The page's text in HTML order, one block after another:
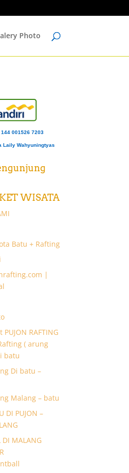
Photo
144 001526 7203
Laily Wahyuningtyas
WISATA
Batu + Rafting
|
PUJON RAFTING
( arung
batu
Di batu –
Malang – batu
DI PUJON –
DI MALANG